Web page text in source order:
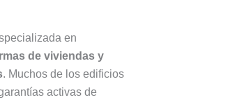
en
de viviendas y
. Muchos de los edificios
activas de